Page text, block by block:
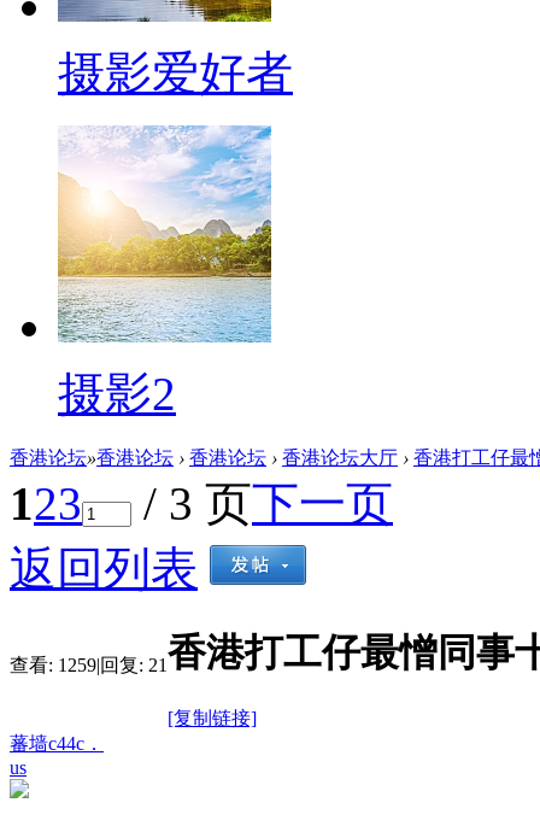
摄影爱好者
摄影2
香港论坛»香港论坛 › 香港论坛 › 香港论坛大厅 › 香港打工仔最
123 / 3 页下一页
返回列表
查看: 1259|回复: 21香港打工仔最憎同事
[复制链接]
蕃墙c44c．
us